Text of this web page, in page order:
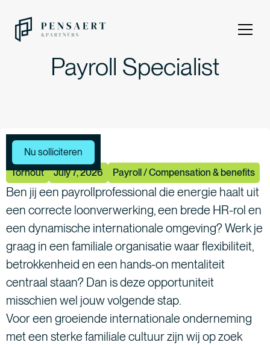
Payroll Specialist
Meer vacatures
Torhout July 7, 2026 Payroll / Compensation & benefits
Ben jij een payrollprofessional die energie haalt uit
een correcte loonverwerking, een brede HR-rol en
een dynamische internationale omgeving? Werk je
graag in een familiale organisatie waar flexibiliteit,
betrokkenheid en een hands-on mentaliteit
centraal staan? Dan is deze opportuniteit
misschien wel jouw volgende stap.
Voor een groeiende internationale onderneming
met een sterke familiale cultuur zijn wij op zoek
Nu solliciteren